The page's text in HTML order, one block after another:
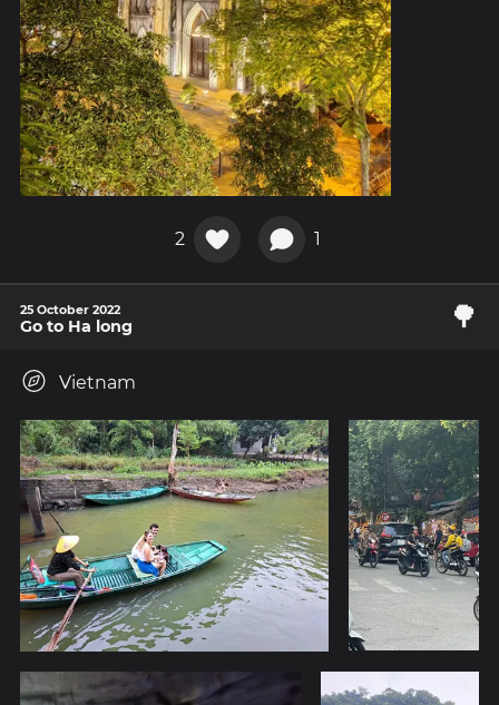
2 1
25 October 2022
Go to Ha long 🌳
Vietnam